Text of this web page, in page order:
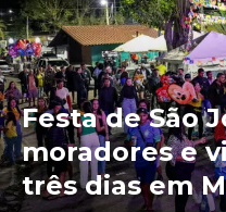
Festa de São
moradores e
três dias em